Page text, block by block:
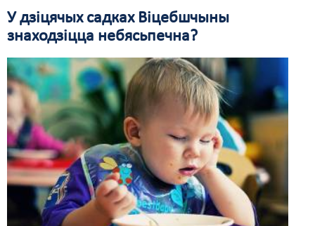
У дзіцячых садках Віцебшчыны
знаходзіцца небясьпечна?